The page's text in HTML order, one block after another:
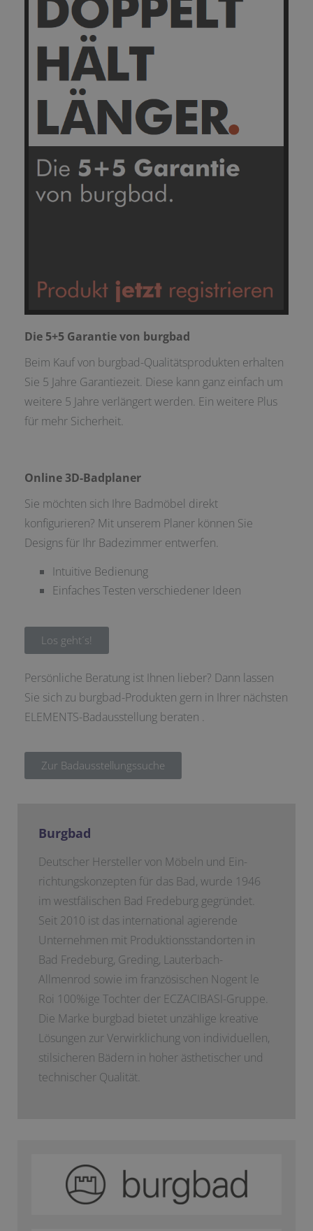
Die 5+5 Garantie von burgbad
Beim Kauf von burgbad-Qualitätsprodukten erhalten
Sie 5 Jahre Garantiezeit. Diese kann ganz einfach um
weitere 5 Jahre verlängert werden. Ein weitere Plus
für mehr Sicherheit.
Online 3D-Badplaner
Sie möchten sich Ihre Badmöbel direkt
konfigurieren? Mit unserem Planer können Sie
Designs für Ihr Badezimmer entwerfen.
Intuitive Bedienung
Einfaches Testen verschiedener Ideen
Los geht´s!
Persönliche Beratung ist Ihnen lieber? Dann lassen
Sie sich zu burgbad-Produkten gern in Ihrer nächsten
ELEMENTS-Badausstellung beraten .
Zur Badausstellungssuche
Burgbad
Deutscher Hersteller von Möbeln und Ein­
richtungskonzepten für das Bad, wurde 1946
im westfälischen Bad Fredeburg gegründet.
Seit 2010 ist das international agierende
Unternehmen mit Produktionsstandorten in
Bad Fredeburg, Greding, Lauterbach-
Allmenrod sowie im französischen Nogent le
Roi 100%ige Tochter der ECZACIBASI­-Gruppe.
Die Marke burgbad bietet unzählige kreative
Lösungen zur Verwirklichung von individuellen,
stilsicheren Bädern in hoher ästhetischer und
technischer Qualität.